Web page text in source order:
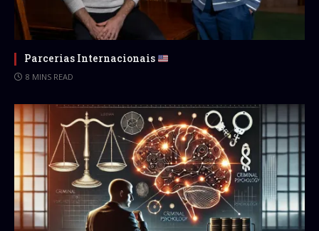
Parcerias Internacionais
8 MINS READ